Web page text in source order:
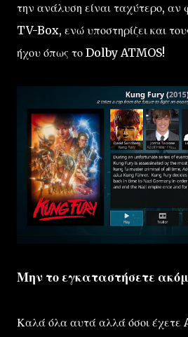
την ανάλυση είναι ταχύτερο, αν
TV-Box, ενώ υποστηρίζει και
ήχου όπως το Dolby ATMOS!
Μην το εγκαταστήσετε
Καλά όλα αυτά αλλά όσοι